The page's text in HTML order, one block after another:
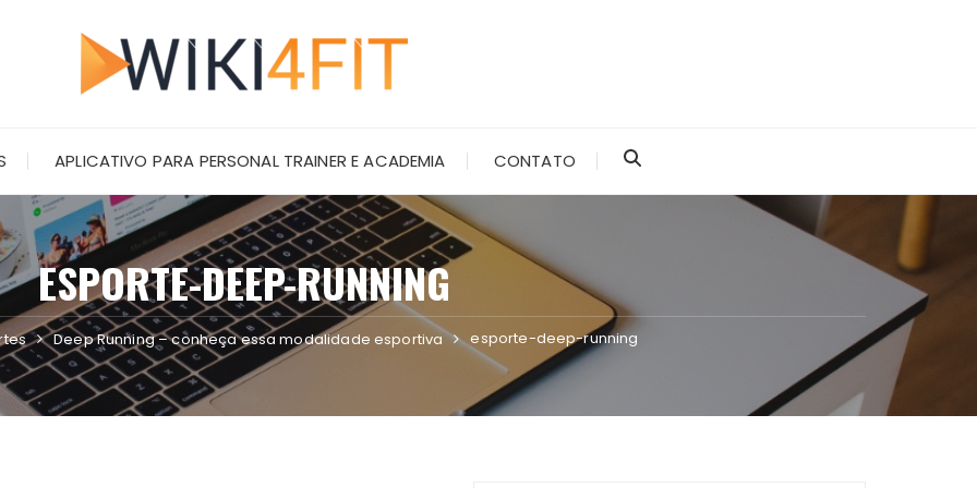
APLICATIVO PARA PERSONAL TRAINER E ACADEMIA CONTATO
ESPORTE-DEEP-RUNNING
Deep Running – conheça essa modalidade esportiva esporte-deep-running